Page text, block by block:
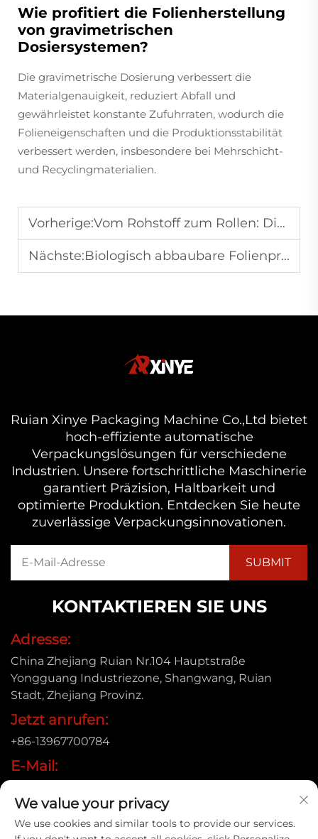
Wie profitiert die Folienherstellung
von gravimetrischen
Dosiersystemen?
Die gravimetrische Dosierung verbessert die
Materialgenauigkeit, reduziert Abfall und
gewährleistet konstante Zufuhrraten, wodurch die
Folien­eigenschaften und die Produktionsstabilität
verbessert werden, insbesondere bei Mehrschicht-
und Recyclingmaterialien.
Vorherige:Vom Rohstoff zum Rollen: Die Reise der Blasfolienproduktion
Nächste:Biologisch abbaubare Folienproduktion: Eine neue Ära für Blasfolienanlagen
Ruian Xinye Packaging Machine Co.,Ltd bietet
hoch-effiziente automatische
Verpackungslösungen für verschiedene
Industrien. Unsere fortschrittliche Maschinerie
garantiert Präzision, Haltbarkeit und
optimierte Produktion. Entdecken Sie heute
zuverlässige Verpackungsinnovationen.
KONTAKTIEREN SIE UNS
Adresse:
China Zhejiang Ruian Nr.104 Hauptstraße
Yongguang Industriezone, Shangwang, Ruian
Stadt, Zhejiang Provinz.
Jetzt anrufen:
+86-13967700784
E-Mail:
We value your privacy
We use cookies and similar tools to provide our services.